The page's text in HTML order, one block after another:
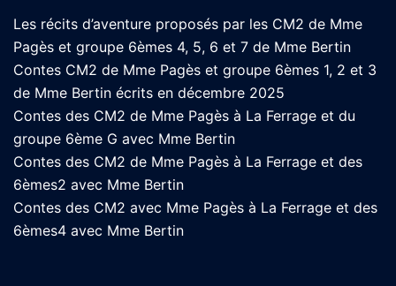
Les récits d’aventure proposés par les CM2 de Mme
Pagès et groupe 6èmes 4, 5, 6 et 7 de Mme Bertin
Contes CM2 de Mme Pagès et groupe 6èmes 1, 2 et 3
de Mme Bertin écrits en décembre 2025
Contes des CM2 de Mme Pagès à La Ferrage et du
groupe 6ème G avec Mme Bertin
Contes des CM2 de Mme Pagès à La Ferrage et des
6èmes2 avec Mme Bertin
Contes des CM2 avec Mme Pagès à La Ferrage et des
6èmes4 avec Mme Bertin